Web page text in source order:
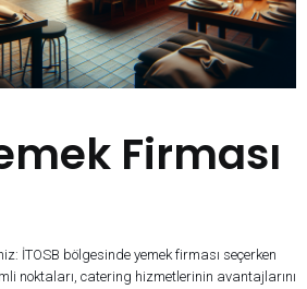
Firması
İTOSB bölgesinde yemek firması seçerken
noktaları, catering hizmetlerinin avantajlarını